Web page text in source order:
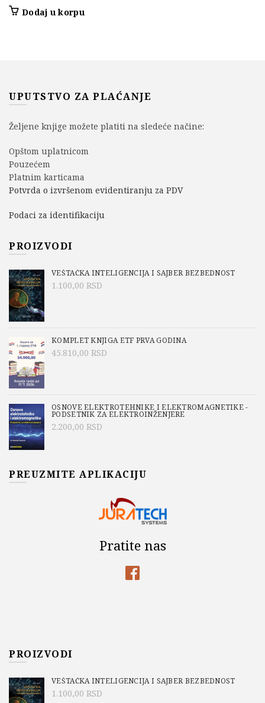
Dodaj u korpu
UPUTSTVO ZA PLAĆANJE
Željene knjige možete platiti na sledeće načine:
Opštom uplatnicom
Pouzećem
Platnim karticama
Potvrda o izvršenom evidentiranju za PDV
Podaci za identifikaciju
PROIZVODI
VEŠTAČKA INTELIGENCIJA I SAJBER BEZBEDNOST
1.100,00 RSD
KOMPLET KNJIGA ETF PRVA GODINA
45.810,00 RSD
OSNOVE ELEKTROTEHNIKE I ELEKTROMAGNETIKE -
PODSETNIK ZA ELEKTROINŽENJERE
2.200,00 RSD
PREUZMITE APLIKACIJU
Pratite nas
PROIZVODI
VEŠTAČKA INTELIGENCIJA I SAJBER BEZBEDNOST
1.100,00 RSD